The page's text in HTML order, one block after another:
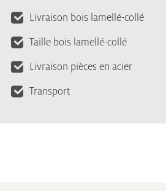
Livraison bois lamellé-collé
Taille bois lamellé-collé
Livraison pièces en acier
Transport